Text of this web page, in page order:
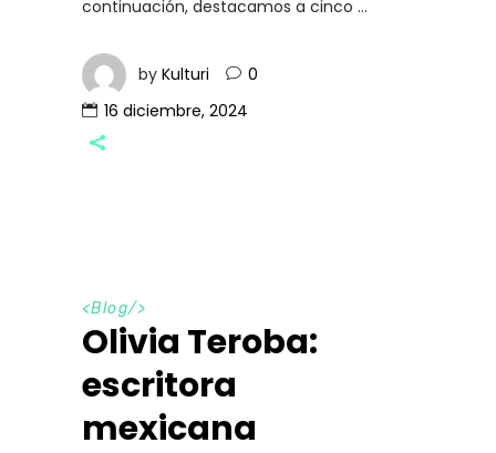
continuación, destacamos a cinco
by Kulturi
0
16 diciembre, 2024
<Blog/>
Olivia Teroba:
escritora
mexicana